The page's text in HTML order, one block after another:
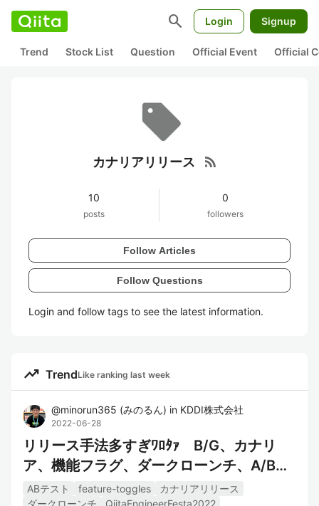
search Login Signup
Trend Stock List Question Official Event Official
カナリアリリース rss_feed
10
posts
0
followers
Follow Articles
Follow Questions
Login and follow tags to see the latest information.
trending_up TrendLike ranking last week
@minorun365 (みのるん) in KDDI株式会社
2022-06-28
リリース手法多すぎﾜﾛﾀｧ B/G、カナリ
ア、機能フラグ、ダークローンチ、A/Bテ
スト、、など
ABテスト feature-toggles
カナリアリリース
ダークローンチ
QiitaEngineerFesta2022